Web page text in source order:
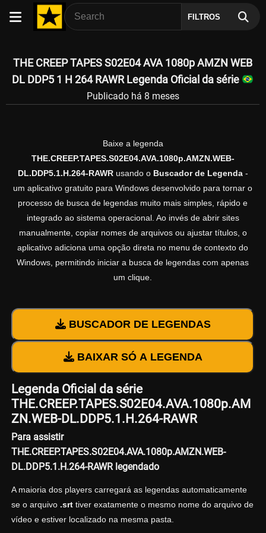
FILTROS
THE CREEP TAPES S02E04 AVA 1080p AMZN WEB
DL DDP5 1 H 264 RAWR Legenda Oficial da série
Publicado há 8 meses
Baixe a legenda
THE.CREEP.TAPES.S02E04.AVA.1080p.AMZN.WEB-
DL.DDP5.1.H.264-RAWRusando o Buscador de Legenda-
um aplicativo gratuito para Windows desenvolvido para tornar o
processo de busca de legendas muito mais simples, rápido e
integrado ao sistema operacional. Ao invés de abrir sites
manualmente, copiar nomes de arquivos ou ajustar títulos, o
aplicativo adiciona uma opção direta no menu de contexto do
Windows, permitindo iniciar a busca de legendas com apenas
um clique.
BUSCADOR DE LEGENDAS
BAIXAR SÓ A LEGENDA
Legenda Oficial da série
THE.CREEP.TAPES.S02E04.AVA.1080p.AM
ZN.WEB-DL.DDP5.1.H.264-RAWR
Para assistir
THE.CREEP.TAPES.S02E04.AVA.1080p.AMZN.WEB-
DL.DDP5.1.H.264-RAWR legendado
A maioria dos players carregará as legendas automaticamente
se o arquivo .srttiver exatamente o mesmo nome do arquivo de
vídeo e estiver localizado na mesma pasta.